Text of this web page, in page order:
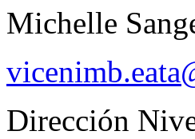
Michelle
Dirección